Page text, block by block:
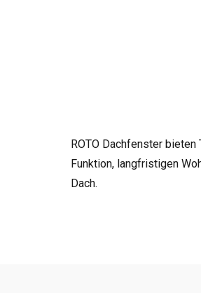
ROTO Dachfenster
Funktion, langfristigen
Dach.